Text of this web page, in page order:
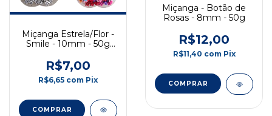
Miçanga Estrela/Flor -
Smile - 10mm - 50g
R$7,00
R$6,65 com Pix
COMPRAR
Miçanga - Botão de
Rosas - 8mm - 50g
R$12,00
R$11,40 com Pix
COMPRAR